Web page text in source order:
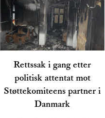
Rettssak i gang etter
politisk attentat mot
Støttekomiteens partner i
Danmark